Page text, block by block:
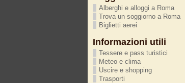
Alberghi e alloggi a Roma
Trova un soggiorno a Roma
Biglietti aerei
Informazioni utili
Tessere e pass turistici
Meteo e clima
Uscire e shopping
Trasporti